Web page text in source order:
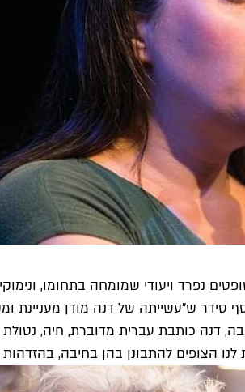
נפרד ויעודי שמומחה בתחומו,
סידר ש"עשייתה של דנה מודן
דנה כותבת עברית מדוברת, חיה,
לנו הצופים להתבונן בהן בחיבה,